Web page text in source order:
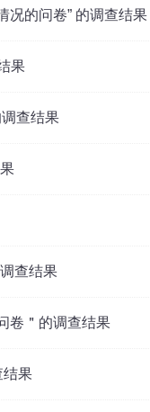
况的问卷” 的调查结果
果
查结果
查结果
卷＂的调查结果
结果